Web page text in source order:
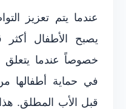
عندما يتم تعزيز
يصبح الأطفال
خصوصاً عندما يتعلق
في حماية أطفالها
قبل الأب المطلق.